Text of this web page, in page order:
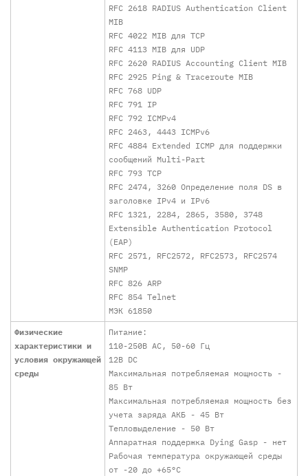
RFC 2618 RADIUS Authentication Client
MIB
RFC 4022 MIB для TCP
RFC 4113 MIB для UDP
RFC 2620 RADIUS Accounting Client MIB
RFC 2925 Ping & Traceroute MIB
RFC 768 UDP
RFC 791 IP
RFC 792 ICMPv4
RFC 2463, 4443 ICMPv6
RFC 4884 Extended ICMP для поддержки
сообщений Multi-Part
RFC 793 TCP
RFC 2474, 3260 Определение поля DS в
заголовке IPv4 и IPv6
RFC 1321, 2284, 2865, 3580, 3748
Extensible Authentication Protocol
(EAP)
RFC 2571, RFC2572, RFC2573, RFC2574
SNMP
RFC 826 ARP
RFC 854 Telnet
МЭК 61850
Физические
характеристики и
условия окружающей
среды
Питание:
110-250В АС, 50-60 Гц
12В DC
Максимальная потребляемая мощность -
85 Вт
Максимальная потребляемая мощность без
учета заряда АКБ - 45 Вт
Тепловыделение - 50 Вт
Аппаратная поддержка Dying Gasp - нет
Рабочая температура окружающей среды
от -20 до +65°С